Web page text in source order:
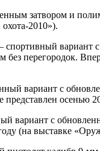
затвором и
2010»).
вариант
без перегородок.
вариант с
осенью
вариант с
(на выставке